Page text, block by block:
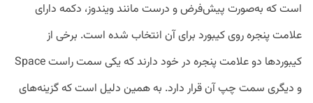
است که به‌صورت پیش‌فرض و درست مانند ویندوز، دکمه دارای
علامت پنجره روی کیبورد برای آن انتخاب شده است. برخی از
کیبورد‌ها دو علامت پنجره در خود دارند که یکی سمت راست Space
و دیگری سمت چپ آن قرار دارد. به همین دلیل است که گزینه‌های